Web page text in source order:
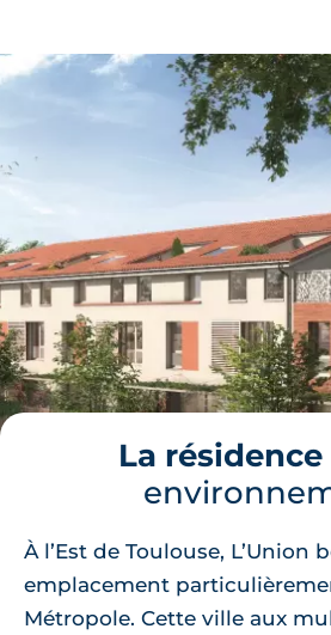
La résidence
À l’Est de Toulouse, L’Union
emplacement
Métropole. Cette ville aux